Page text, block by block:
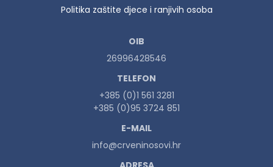
Politika zaštite djece i ranjivih osoba
OIB
26996428546
TELEFON
+385 (0)1 561 3281
+385 (0)95 3724 851
E-MAIL
info@crveninosovi.hr